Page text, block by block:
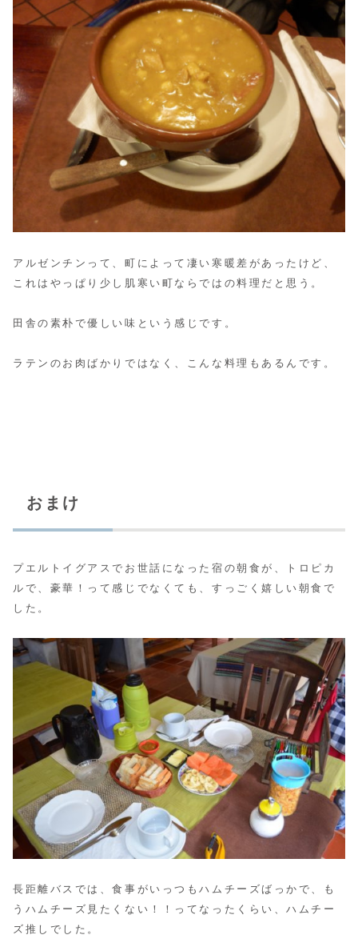
アルゼンチンって、町によって凄い寒暖差があったけど、
これはやっぱり少し肌寒い町ならではの料理だと思う。
田舎の素朴で優しい味という感じです。
ラテンのお肉ばかりではなく、こんな料理もあるんです。
おまけ
プエルトイグアスでお世話になった宿の朝食が、トロピカ
ルで、豪華！って感じでなくても、すっごく嬉しい朝食で
した。
長距離バスでは、食事がいっつもハムチーズばっかで、も
うハムチーズ見たくない！！ってなったくらい、ハムチー
ズ推しでした。